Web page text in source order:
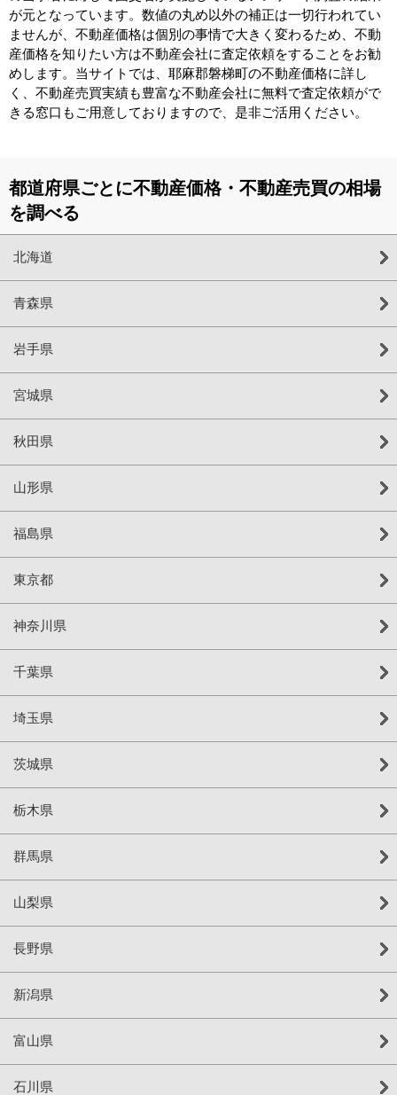
が元となっています。数値の丸め以外の補正は一切行われてい
ませんが、不動産価格は個別の事情で大きく変わるため、不動
産価格を知りたい方は不動産会社に査定依頼をすることをお勧
めします。当サイトでは、耶麻郡磐梯町の不動産価格に詳し
く、不動産売買実績も豊富な不動産会社に無料で査定依頼がで
きる窓口もご用意しておりますので、是非ご活用ください。
都道府県ごとに不動産価格・不動産売買の相場
を調べる
北海道
青森県
岩手県
宮城県
秋田県
山形県
福島県
東京都
神奈川県
千葉県
埼玉県
茨城県
栃木県
群馬県
山梨県
長野県
新潟県
富山県
石川県